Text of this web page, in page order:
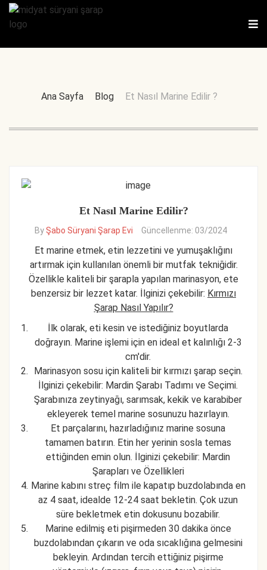
Ana Sayfa Blog Et Nasıl Marine Edilir ?
Et Nasıl Marine Edilir?
ByŞabo Süryani Şarap Evi Güncellenme: 03/2024
Et marine etmek, etin lezzetini ve yumuşaklığını
artırmak için kullanılan önemli bir mutfak tekniğidir.
Özellikle kaliteli bir şarapla yapılan marinasyon, ete
benzersiz bir lezzet katar. İlginizi çekebilir: Kırmızı
Şarap Nasıl Yapılır?
İlk olarak, eti kesin ve istediğiniz boyutlarda
doğrayın. Marine işlemi için en ideal et kalınlığı 2-3
cm'dir.
Marinasyon sosu için kaliteli bir kırmızı şarap seçin.
İlginizi çekebilir: Mardin Şarabı Tadımı ve Seçimi.
Şarabınıza zeytinyağı, sarımsak, kekik ve karabiber
ekleyerek temel marine sosunuzu hazırlayın.
Et parçalarını, hazırladığınız marine sosuna
tamamen batırın. Etin her yerinin sosla temas
ettiğinden emin olun. İlginizi çekebilir: Mardin
Şarapları ve Özellikleri
Marine kabını streç film ile kapatıp buzdolabında en
az 4 saat, idealde 12-24 saat bekletin. Çok uzun
süre bekletmek etin dokusunu bozabilir.
Marine edilmiş eti pişirmeden 30 dakika önce
buzdolabından çıkarın ve oda sıcaklığına gelmesini
bekleyin. Ardından tercih ettiğiniz pişirme